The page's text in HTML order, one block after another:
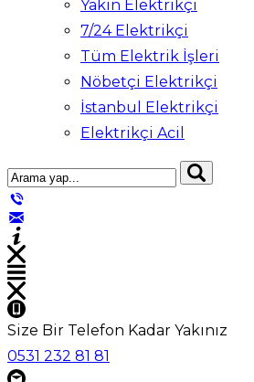
Yakın Elektrikçi
7/24 Elektrikçi
Tüm Elektrik İşleri
Nöbetçi Elektrikçi
İstanbul Elektrikçi
Elektrikçi Acil
Size Bir Telefon Kadar Yakınız
0531 232 81 81